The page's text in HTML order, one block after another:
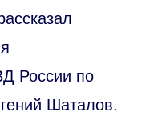
России по
Шаталов.